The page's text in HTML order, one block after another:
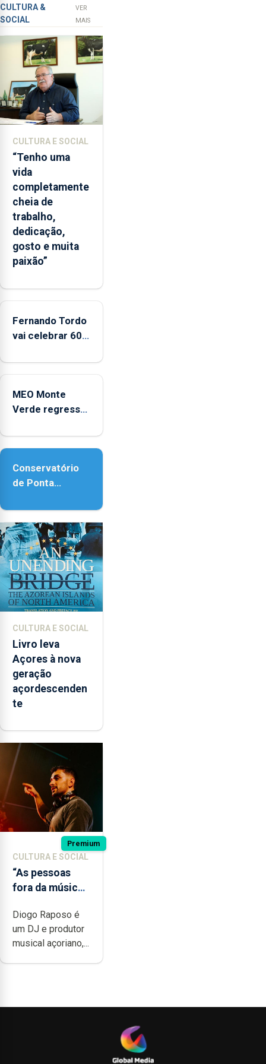
apanha
ilegal
de
lapas
entre
2022
e
2026.
A
ilha
das
Flores
apresenta
um
“decréscimo
significativo”
da
CPUE
entre
e
novos
instrumentos
CULTURA &
SOCIAL
VER
MAIS
CULTURA E SOCIAL
“Tenho uma
vida
completamente
cheia de
trabalho,
dedicação,
gosto e muita
paixão”
Fernando Tordo
vai celebrar 60
no Coliseu
MEO Monte
Verde regressa
acessibilidade
Conservatório
de Ponta
contar com
novos
instrumentos
CULTURA E SOCIAL
Livro leva
Açores à nova
geração
açordescenden
te
Premium
CULTURA E SOCIAL
“As pessoas
fora da música
noção do quão
difícil é
produzir uma
música”
Diogo Raposo é
um DJ e produtor
musical açoriano,...